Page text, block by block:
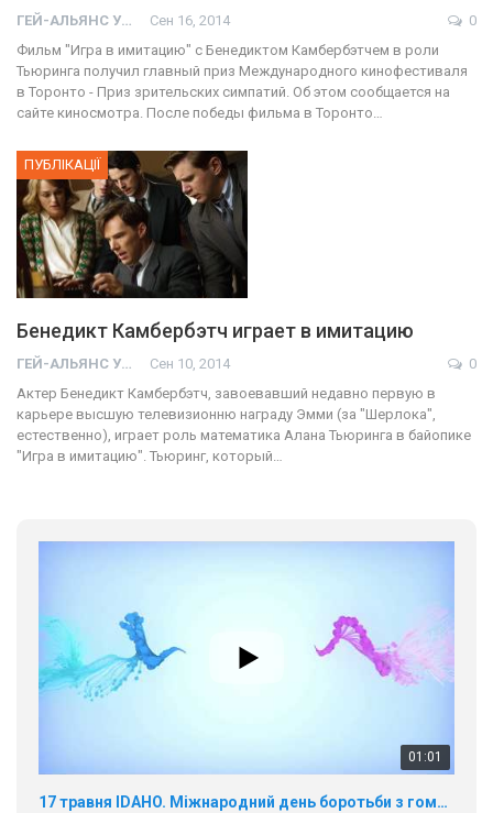
ГЕЙ-АЛЬЯНС УКРАИНА Сен 16, 2014
0
Фильм "Игра в имитацию" с Бенедиктом Камбербэтчем в роли
Тьюринга получил главный приз Международного кинофестиваля
в Торонто - Приз зрительских симпатий. Об этом сообщается на
сайте киносмотра. После победы фильма в Торонто…
ПУБЛІКАЦІЇ
Бенедикт Камбербэтч играет в имитацию
ГЕЙ-АЛЬЯНС УКРАИНА Сен 10, 2014
0
Актер Бенедикт Камбербэтч, завоевавший недавно первую в
карьере высшую телевизионню награду Эмми (за "Шерлока",
естественно), играет роль математика Алана Тьюринга в байопике
"Игра в имитацию". Тьюринг, который…
01:01
17 травня IDAHO. Міжнародний день боротьби з гомофобією трансфобією і біфобія.